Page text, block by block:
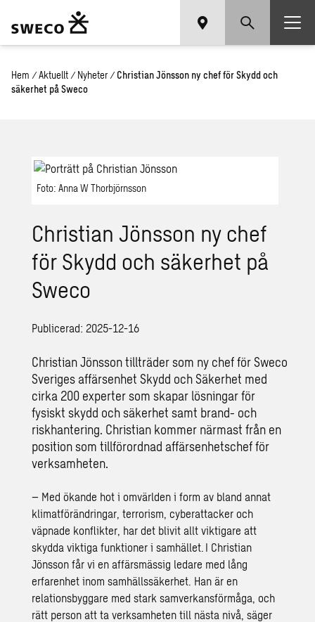
Hem / Aktuellt / Nyheter / Christian Jönsson ny chef för Skydd och
säkerhet på Sweco
Foto: Anna W Thorbjörnsson
Christian Jönsson ny chef
för Skydd och säkerhet på
Sweco
Publicerad: 2025-12-16
Christian Jönsson tillträder som ny chef för Sweco
Sveriges affärsenhet Skydd och Säkerhet med
cirka 200 experter som skapar lösningar för
fysiskt skydd och säkerhet samt brand- och
riskhantering. Christian kommer närmast från en
position som tillförordnad affärsenhetschef för
verksamheten.
– Med ökande hot i omvärlden i form av bland annat
klimatförändringar, terrorism, cyberattacker och
väpnade konflikter, har det blivit allt viktigare att
skydda viktiga funktioner i samhället. I Christian
Jönsson får vi en affärsmässig ledare med lång
erfarenhet inom samhällssäkerhet. Han är en
relationsbyggare med stark samverkansförmåga, och
rätt person att ta verksamheten till nästa nivå, säger